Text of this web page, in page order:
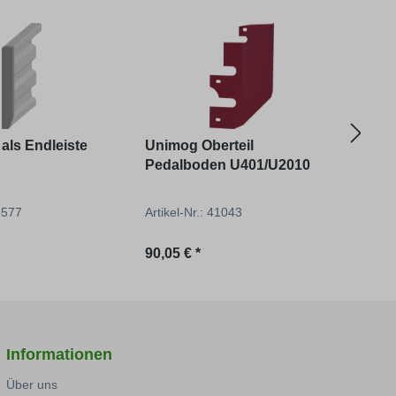
Endleiste
Unimog Oberteil
Pedalboden U401/U2010
Artikel-Nr.: 41043
Regulärer Preis:
90,05 € *
Informationen
Über uns